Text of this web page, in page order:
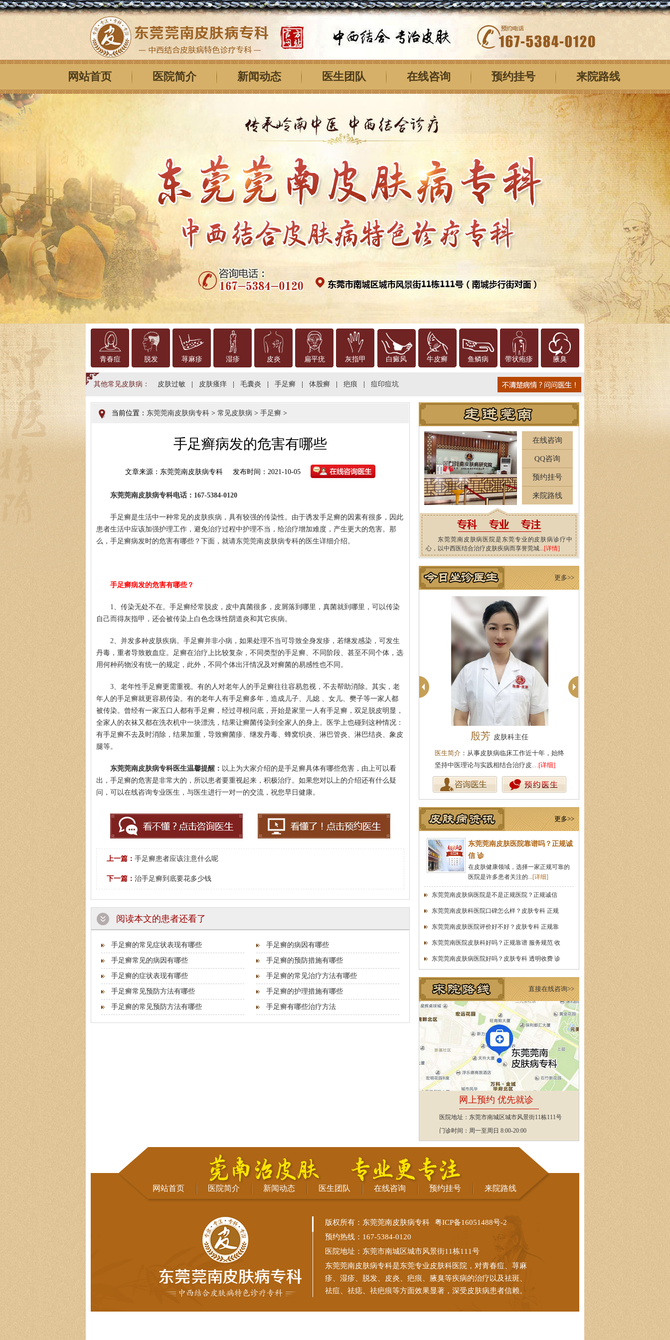
网站首页 医院简介 新闻动态 医生团队 在线咨询 预约挂号 来院路线
青春痘 脱发 荨麻疹 湿疹 皮炎 扁平疣 灰指甲 白癜风 牛皮癣 鱼鳞病 带状疱疹 腋臭
其他常见皮肤病： 皮肤过敏 皮肤瘙痒 毛囊炎 手足癣 体股癣 疤痕 痘印痘坑
当前位置： 东莞莞南皮肤病专科 > 常见皮肤病 > 手足癣 >
手足癣病发的危害有哪些
文章来源：东莞莞南皮肤病专科 发布时间：2021-10-05
东莞莞南皮肤病专科电话：167-5384-0120
手足癣是生活中一种常见的皮肤疾病，具有较强的传染性。由于诱发手足癣的因素有很多，因此
患者生活中应该加强护理工作，避免治疗过程中护理不当，给治疗增加难度，产生更大的危害。那
么，手足癣病发时的危害有哪些？下面，就请东莞莞南皮肤病专科的医生详细介绍。
手足癣病发的危害有哪些？
1、传染无处不在。手足癣经常脱皮，皮中真菌很多，皮屑落到哪里，真菌就到哪里，可以传染
自己而得灰指甲，还会被传染上白色念珠性阴道炎和其它疾病。
2、并发多种皮肤疾病。手足癣并非小病，如果处理不当可导致全身发疹，若继发感染，可发生
丹毒，重者导致败血症。足癣在治疗上比较复杂，不同类型的手足癣、不同阶段、甚至不同个体，选
用何种药物没有统一的规定，此外，不同个体出汗情况及对癣菌的易感性也不同。
3、老年性手足癣更需重视。有的人对老年人的手足癣往往容易忽视，不去帮助消除。其实，老
年人的手足癣就更容易传染。有的老年人有手足癣多年，造成儿子、儿媳 、女儿、樊子等一家人都
被传染。曾经有一家五口人都有手足癣，经过寻根问底，开始是家里一人有手足癣，双足脱皮明显，
全家人的衣袜又都在洗衣机中一块漂洗，结果让癣菌传染到全家人的身上。医学上也碰到这种情况：
有手足癣不去及时消除，结果加重，导致癣菌疹、继发丹毒、蜂窝织炎、淋巴管炎、淋巴结炎、象皮
腿等。
东莞莞南皮肤病专科医生温馨提醒： 以上为大家介绍的是手足癣具体有哪些危害，由上可以看
出，手足癣的危害是非常大的，所以患者要重视起来，积极治疗。如果您对以上的介绍还有什么疑
问，可以在线咨询专业医生，与医生进行一对一的交流，祝您早日健康。
上一篇： 手足癣患者应该注意什么呢
下一篇： 治手足癣到底要花多少钱
阅读本文的患者还看了
手足癣的常见症状表现有哪些 手足癣的病因有哪些
手足癣常见的病因有哪些 手足癣的预防措施有哪些
手足癣的症状表现有哪些 手足癣的常见治疗方法有哪些
手足癣常见预防方法有哪些 手足癣的护理措施有哪些
手足癣的常见预防方法有哪些 手足癣有哪些治疗方法
在线咨询
QQ咨询
预约挂号
来院路线
东莞莞南皮肤病医院是东莞专业的皮肤病诊疗中
心，以中西医结合治疗皮肤疾病而享誉莞城...[详情]
更多>>
殷芳 皮肤科主任
医生简介 ：从事皮肤病临床工作近十年，始终
坚持中医理论与实践相结合治疗皮…[详细]
更多>>
东莞莞南皮肤医院靠谱吗？正规诚
信 诊
在皮肤健康领域，选择一家正规可靠的
医院是许多患者关注的...[详细]
东莞莞南皮肤病医院是不是正规医院？正规诚信
东莞莞南皮肤科医院口碑怎么样？皮肤专科 正规
东莞莞南皮肤医院评价好不好？皮肤专科 正规靠
东莞莞南医院皮肤科好吗？正规靠谱 服务规范 收
东莞莞南皮肤病医院好吗？皮肤专科 透明收费 诊
直接在线咨询>>
网上预约 优先就诊
医院地址：东莞市南城区城市风景街11栋111号
门诊时间：周一至周日 8:00-20:00
网站首页 医院简介 新闻动态 医生团队 在线咨询 预约挂号 来院路线
版权所有：东莞莞南皮肤病专科
粤ICP备16051488号-2
预约热线：167-5384-0120
医院地址：东莞市南城区城市风景街11栋111号
东莞莞南皮肤病专科是东莞专业皮肤科医院，对青春痘、荨麻
疹、湿疹、脱发、皮炎、疤痕、腋臭等疾病的治疗以及祛斑、
祛痘、祛痣、祛疤痕等方面效果显著，深受皮肤病患者信赖。